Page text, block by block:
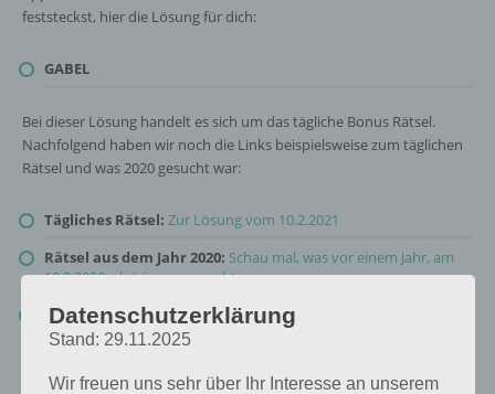
feststeckst, hier die Lösung für dich:
GABEL
Bei dieser Lösung handelt es sich um das tägliche Bonus Rätsel.
Nachfolgend haben wir noch die Links beispielsweise zum täglichen
Rätsel und was 2020 gesucht war:
Tägliches Rätsel: Zur Lösung vom 10.2.2021
Rätsel aus dem Jahr 2020: Schau mal, was vor einem Jahr, am
10.2.2020, als Lösung gesucht war
Zur Übersicht :4 Bilder 1 Wort Lösungen zu Guten Appetit im
Februar 2021!
Datenschutzerklärung
Stand: 29.11.2025
Wir freuen uns sehr über Ihr Interesse an unserem